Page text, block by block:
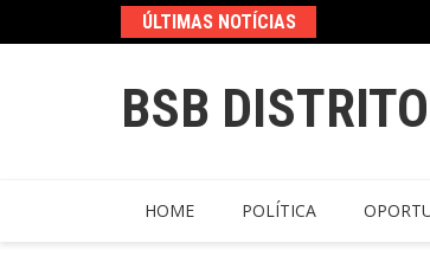
ÚLTIMAS NOTÍCIAS
BSB DISTRITO
HOME POLÍTICA